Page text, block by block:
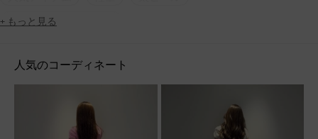
シンプル・ベーシック
+ もっと見る
人気のコーディネート